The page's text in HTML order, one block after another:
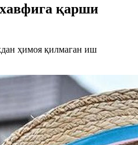
қарши
ҳимоя қилмаган иш